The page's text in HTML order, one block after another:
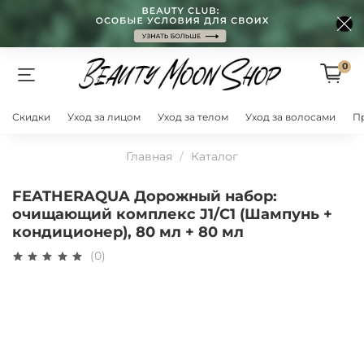
0
Скидки Уход за лицом Уход за телом Уход за волосами
Главная Каталог
FEATHERAQUA Дорожный набор:
очищающий комплекс J1/C1 (Шампунь +
кондиционер), 80 мл + 80 мл
(0)